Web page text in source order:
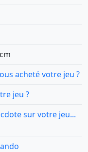
acheté votre jeu ?
jeu ?
sur votre jeu...